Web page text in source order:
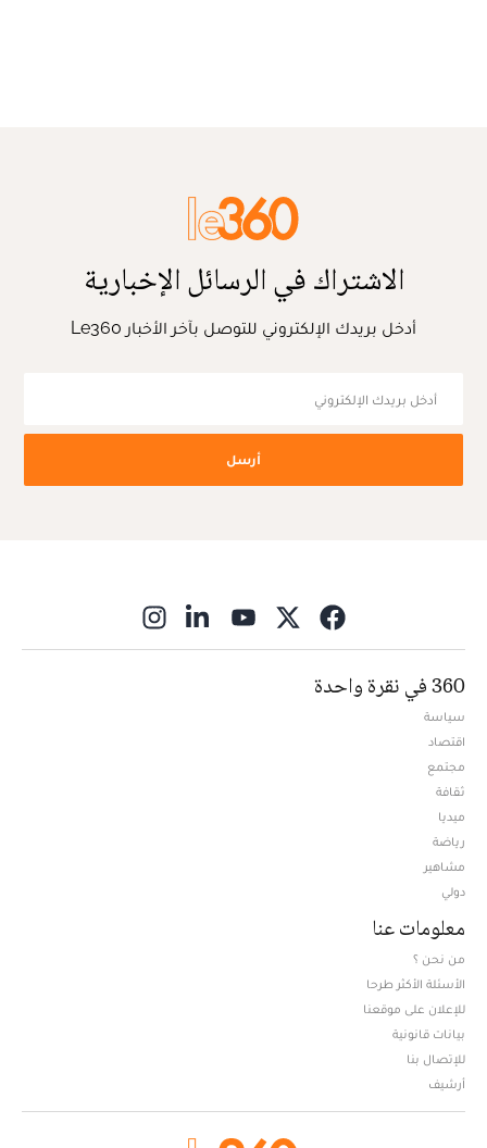
الاشتراك في الرسائل الإخبارية
أدخل بريدك الإلكتروني للتوصل بآخر الأخبار Le360
أرسل
360 في نقرة واحدة
سياسة
اقتصاد
مجتمع
ثقافة
ميديا
رياضة
مشاهير
دولي
معلومات عنا
من نحن ؟
الأسئلة الأكثر طرحا
للإعلان على موقعنا
بيانات قانونية
للإتصال بنا
أرشيف